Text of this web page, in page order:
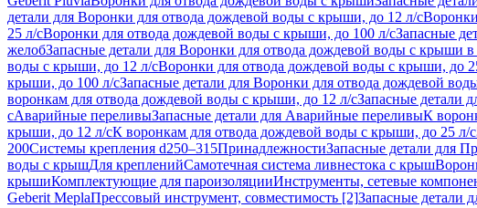
детали для Воронки для отвода дождевой воды с крыши, до 12 л/с
25 л/сВоронки для отвода дождевой воды с крыши, до 100 л/сЗапасные
желобЗапасные детали для Воронки для отвода дождевой воды с крыши
воды с крыши, до 12 л/сВоронки для отвода дождевой воды с крыши, до
крыши, до 100 л/сЗапасные детали для Воронки для отвода дождевой
воронкам для отвода дождевой воды с крыши, до 12 л/сЗапасные детали
сАварийные переливыЗапасные детали для Аварийные переливыК
крыши, до 12 л/сК воронкам для отвода дождевой воды с крыши, до 25 л/с
200Системы крепления d250–315ПринадлежностиЗапасные детали для
воды с крышДля крепленийСамотечная система ливнестока с крыш
крышиКомплектующие для пароизоляцииИнструменты, сетевые
Geberit MeplaПрессовый инструмент, совместимость [2]Запасные детали